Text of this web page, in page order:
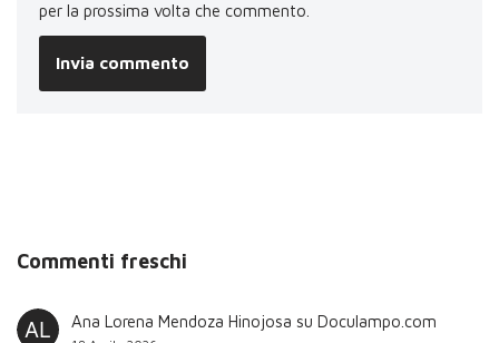
per la prossima volta che commento.
Commenti freschi
Ana Lorena Mendoza Hinojosa su Doculampo.com